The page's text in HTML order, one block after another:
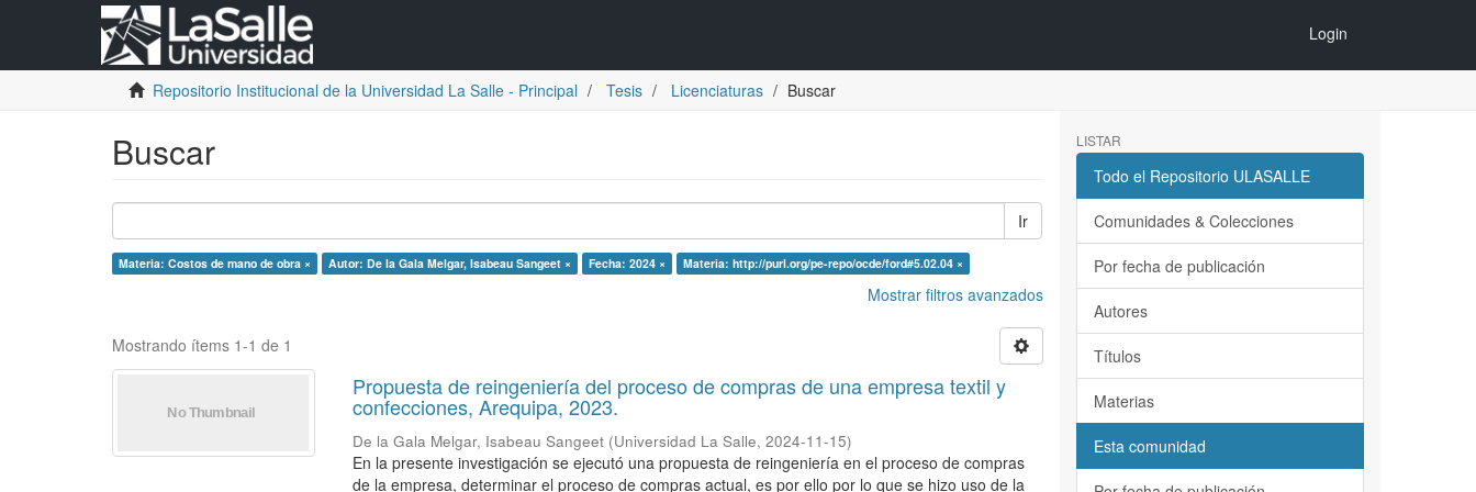
Login
Repositorio Institucional de la Universidad La Salle - Principal Tesis Licenciaturas Buscar
Buscar
Ir
Materia: Costos de mano de obra × Autor: De la Gala Melgar, Isabeau Sangeet × Fecha: 2024 × Materia: http://purl.org/pe-repo/ocde/ford#5.02.04 ×
Mostrar filtros avanzados
Mostrando ítems 1-1 de 1
Propuesta de reingeniería del proceso de compras de una empresa textil y
confecciones, Arequipa, 2023.
De la Gala Melgar, Isabeau Sangeet (Universidad La Salle,2024-11-15)
En la presente investigación se ejecutó una propuesta de reingeniería en el proceso de compras
de la empresa, determinar el proceso de compras actual, es por ello por lo que se hizo uso de la
LISTAR
Todo el Repositorio ULASALLE
Comunidades & Colecciones
Por fecha de publicación
Autores
Títulos
Materias
Esta comunidad